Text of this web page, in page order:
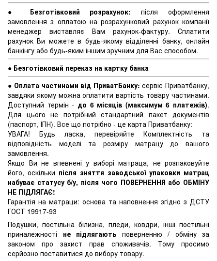
● Безготівковий розрахунок:після оформлення
замовлення з оплатою на розрахунковий рахунок компанії
менеджер виставляє Вам рахунок-фактуру. Сплатити
рахунок Ви можете в будь-якому відділенні банку, онлайн
банкінгу або будь-яким іншим зручним для Вас способом.
● Безготівковий переказ на картку банка
● Оплата частинами від ПриватБанку:сервіс Приватбанку,
завдяки якому можна оплатити вартість товару частинами.
Доступний термін - до 6 місяців (максимум 6 платежів).
Для цього не потрібний стандартний пакет документів
(паспорт, ІПН). Все що потрібно - це карта Приватбанку:
УВАГА! Будь ласка, перевіряйте Комплектність та
відповідність моделі та розміру матрацу до вашого
замовлення.
Якщо Ви не впевнені у виборі матраца, не розпаковуйте
його, оскільки після зняття заводської упаковки матрац
набуває статусу б/у, після чого ПОВЕРНЕННЯ або ОБМІНУ
НЕ ПІДЛЯГАЄ!
Гарантія на матраци: основа та наповнення згідно з ДСТУ
ГОСТ 19917-93
Подушки, постільна білизна, пледи, ковдри, інші постільні
приналежності не підлягають поверненню / обміну за
законом про захист прав споживачів. Тому просимо
серйозно поставитися до вибору товару.